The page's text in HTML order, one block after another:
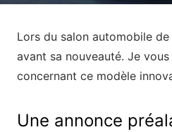
Lors du salon automobile
avant sa nouveauté. Je
concernant ce modèle
Une annonce